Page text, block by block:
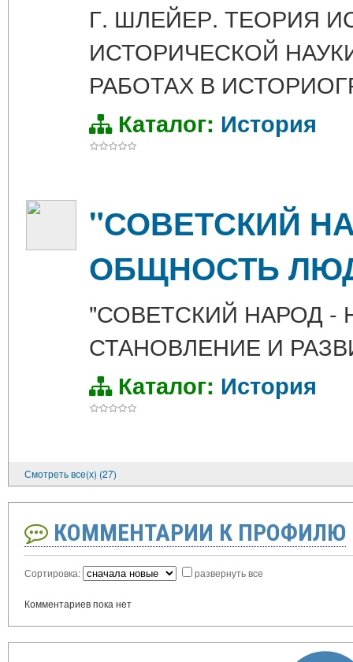
Г. ШЛЕЙЕР. ТЕОРИЯ
ИСТОРИЧЕСКОЙ
РАБОТАХ В
Каталог: История
"СОВЕТСКИЙ
ОБЩНОСТЬ
"СОВЕТСКИЙ НАРОД
СТАНОВЛЕНИЕ И
Каталог: История
Смотреть все(х) (27)
КОММЕНТАРИИ К ПРОФИЛЮ
Сортировка: развернуть все
Комментариев пока нет